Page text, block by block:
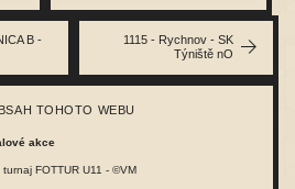
B -
1115 - Rychnov - SK
Týniště nO
TOHOTO WEBU
akce
FOTTUR U11 - ©VM